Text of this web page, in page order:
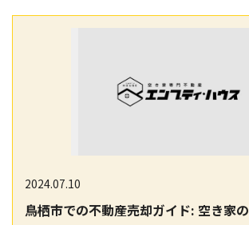
2024.07.10
鳥栖市での不動産売却ガイド: 空き家